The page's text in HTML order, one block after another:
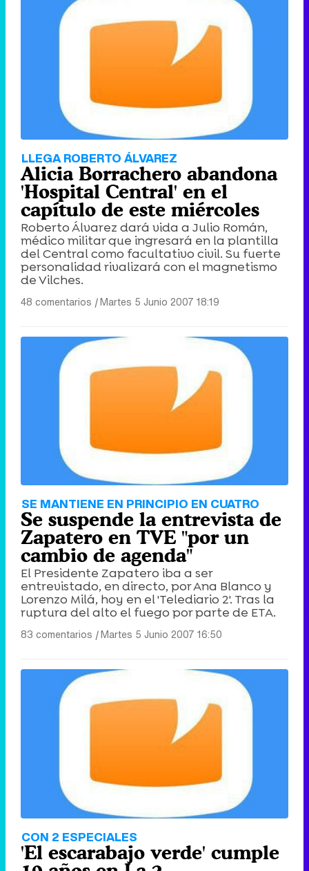
LLEGA ROBERTO ÁLVAREZ
Alicia Borrachero abandona
'Hospital Central' en el
capítulo de este miércoles
Roberto Álvarez dará vida a Julio Román,
médico militar que ingresará en la plantilla
del Central como facultativo civil. Su fuerte
personalidad rivalizará con el magnetismo
de Vilches.
48 comentarios |Martes 5 Junio 2007 18:19
SE MANTIENE EN PRINCIPIO EN CUATRO
Se suspende la entrevista de
Zapatero en TVE "por un
cambio de agenda"
El Presidente Zapatero iba a ser
entrevistado, en directo, por Ana Blanco y
Lorenzo Milá, hoy en el 'Telediario 2'. Tras la
ruptura del alto el fuego por parte de ETA.
83 comentarios |Martes 5 Junio 2007 16:50
CON 2 ESPECIALES
'El escarabajo verde' cumple